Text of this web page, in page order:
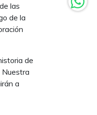
las
de la
de
Nuestra
a